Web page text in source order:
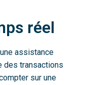
réel
assistance
des transactions
sur une